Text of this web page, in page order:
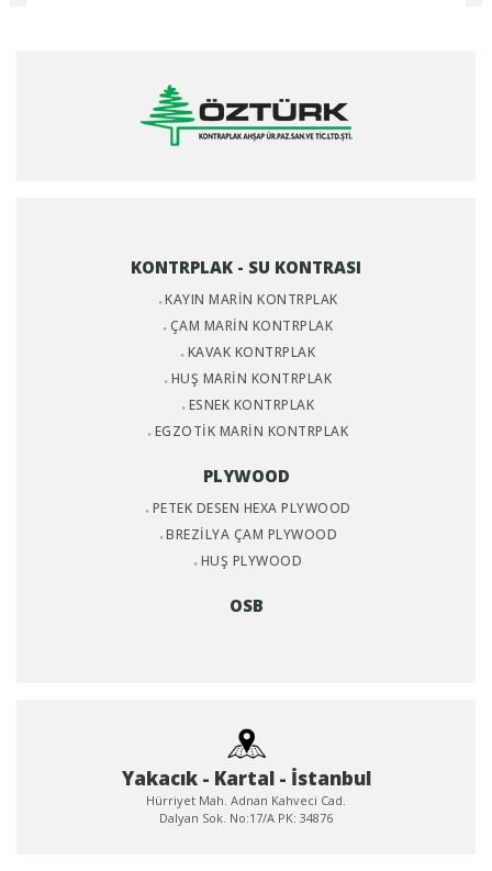
KONTRPLAK - SU KONTRASI
KAYIN MARİN KONTRPLAK
ÇAM MARİN KONTRPLAK
KAVAK KONTRPLAK
HUŞ MARİN KONTRPLAK
ESNEK KONTRPLAK
EGZOTİK MARİN KONTRPLAK
PLYWOOD
PETEK DESEN HEXA PLYWOOD
BREZİLYA ÇAM PLYWOOD
HUŞ PLYWOOD
OSB
Yakacık - Kartal - İstanbul
Hürriyet Mah. Adnan Kahveci Cad.
Dalyan Sok. No:17/A PK: 34876